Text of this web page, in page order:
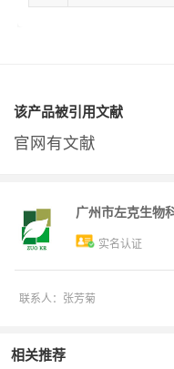
该产品被引用文献
官网有文献
广州市左克生物
实名认证
联系人： 张芳菊
相关推荐